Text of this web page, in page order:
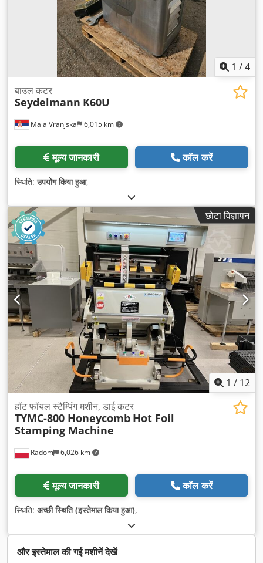
1 /4
Mala Vranjska 6,015 km
बाउल कटर
Seydelmann K60U
मूल्य जानकारी कॉल करें
स्थिति:उपयोग किया हुआ,
छोटा विज्ञापन
1 / 12
Radom 6,026 km
हॉट फॉयल स्टैम्पिंग मशीन, डाई कटर
TYMC-800 Honeycomb Hot Foil
Stamping Machine
मूल्य जानकारी कॉल करें
स्थिति: अच्छी स्थिति (इस्तेमाल किया हुआ),
और इस्तेमाल की गई मशीनें देखें